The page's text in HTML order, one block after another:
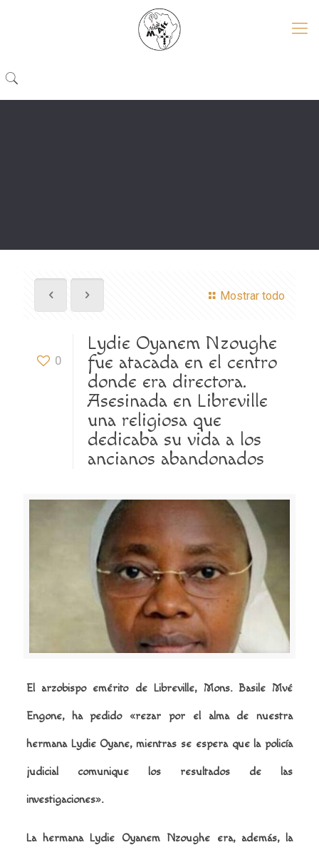
Mostrar todo
0
Lydie Oyanem Nzoughe
fue atacada en el centro
donde era directora.
Asesinada en Libreville
una religiosa que
dedicaba su vida a los
ancianos abandonados
El arzobispo emérito de Libreville, Mons. Basile Mvé
Engone, ha pedido «rezar por el alma de nuestra
hermana Lydie Oyane, mientras se espera que la policía
judicial comunique los resultados de las
investigaciones».
La hermana Lydie Oyanem Nzoughe era, además, la